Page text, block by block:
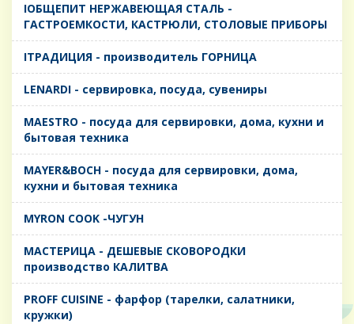
IОБЩЕПИТ НЕРЖАВЕЮЩАЯ СТАЛЬ -
ГАСТРОЕМКОСТИ, КАСТРЮЛИ, СТОЛОВЫЕ ПРИБОРЫ
IТРАДИЦИЯ - производитель ГОРНИЦА
LENARDI - сервировка, посуда, сувениры
MAESTRO - посуда для сервировки, дома, кухни и
бытовая техника
MAYER&BOCH - посуда для сервировки, дома,
кухни и бытовая техника
MYRON COOK -ЧУГУН
MАСТЕРИЦА - ДЕШЕВЫЕ СКОВОРОДКИ
производство КАЛИТВА
PROFF CUISINE - фарфор (тарелки, салатники,
кружки)